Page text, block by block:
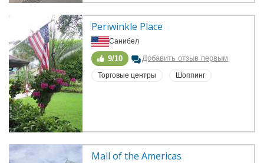
Periwinkle Place
Санибел
9/10 Добавить отзыв первым
Торговые центры Шоппинг
Mall of the Americas